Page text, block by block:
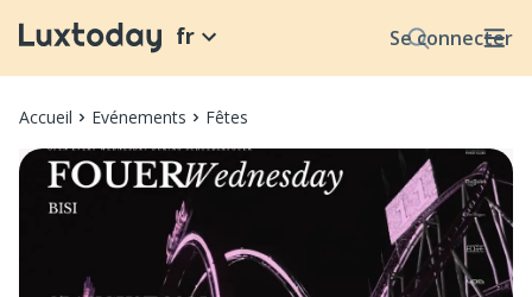
Se connecter
fr
Accueil Evénements Fêtes